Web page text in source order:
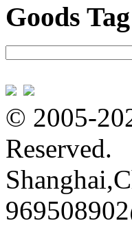
Goods Tag
© 2005-
Reserved.